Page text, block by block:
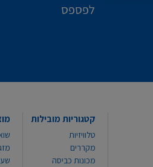
לפספס
קטגוריות מובילות
טלוויזיות
מקררים
מכונות כביסה